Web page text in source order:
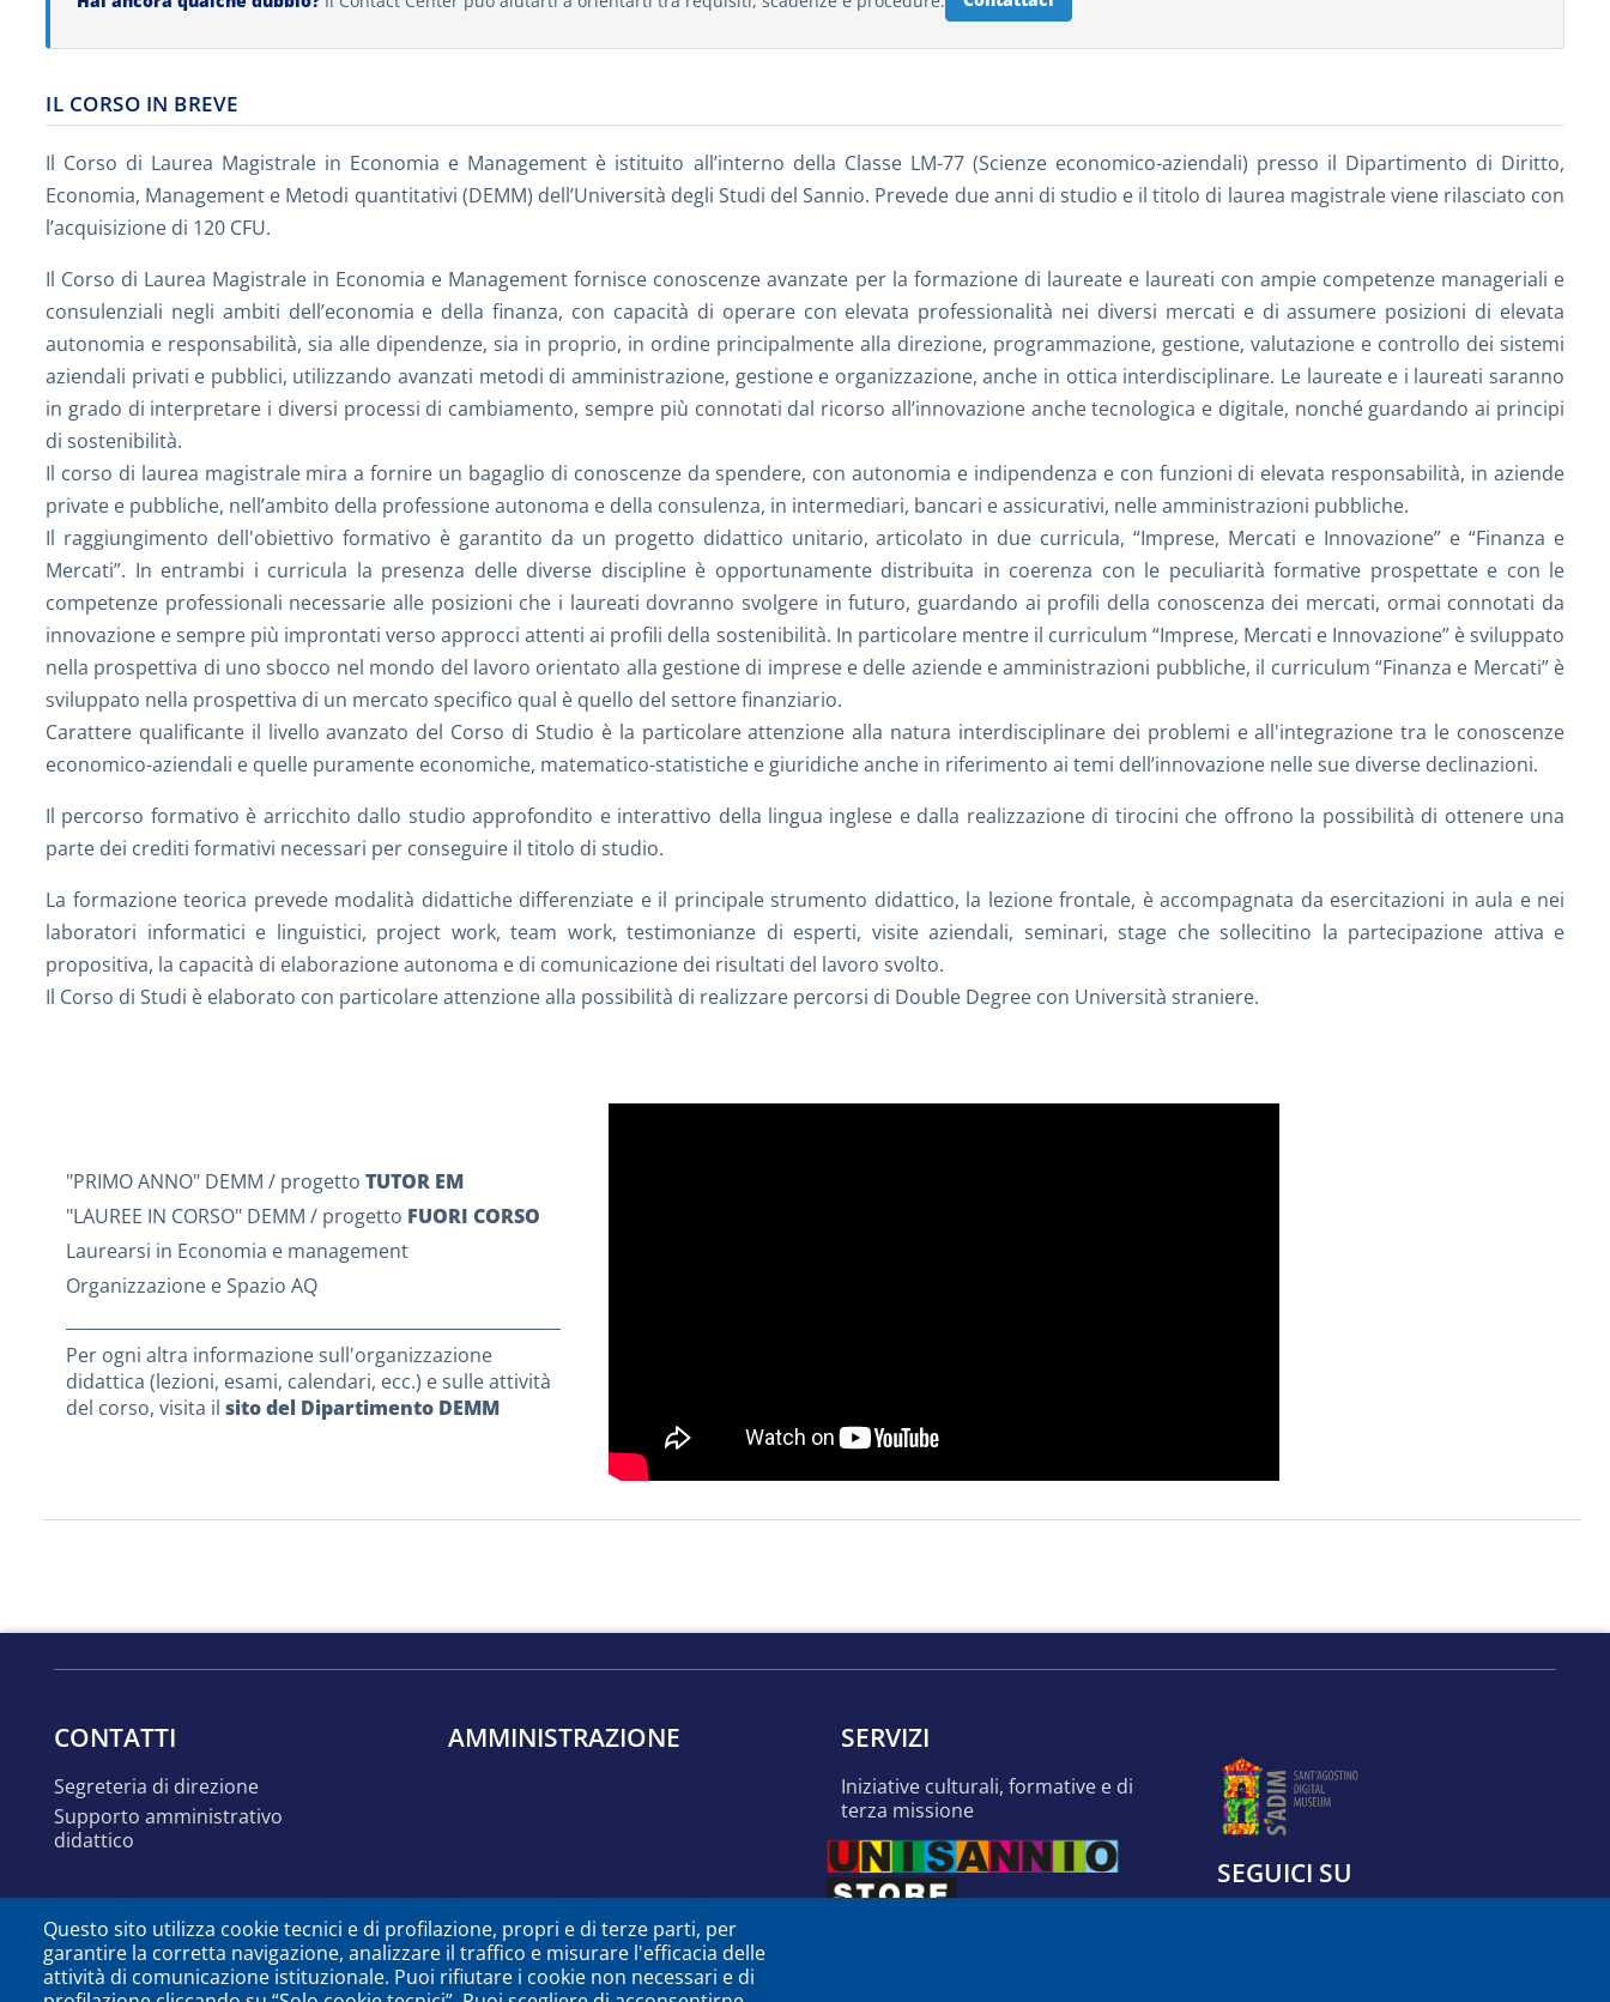
IL CORSO IN BREVE
Il Corso di Laurea Magistrale in Economia e Management è istituito all’interno della Classe LM-77 (Scienze economico-aziendali) presso il Dipartimento di Diritto,
Economia, Management e Metodi quantitativi (DEMM) dell’Università degli Studi del Sannio. Prevede due anni di studio e il titolo di laurea magistrale viene rilasciato con
l’acquisizione di 120 CFU.
Il Corso di Laurea Magistrale in Economia e Management fornisce conoscenze avanzate per la formazione di laureate e laureati con ampie competenze manageriali e
consulenziali negli ambiti dell’economia e della finanza, con capacità di operare con elevata professionalità nei diversi mercati e di assumere posizioni di elevata
autonomia e responsabilità, sia alle dipendenze, sia in proprio, in ordine principalmente alla direzione, programmazione, gestione, valutazione e controllo dei sistemi
aziendali privati e pubblici, utilizzando avanzati metodi di amministrazione, gestione e organizzazione, anche in ottica interdisciplinare. Le laureate e i laureati saranno
in grado di interpretare i diversi processi di cambiamento, sempre più connotati dal ricorso all’innovazione anche tecnologica e digitale, nonché guardando ai principi
di sostenibilità.
Il corso di laurea magistrale mira a fornire un bagaglio di conoscenze da spendere, con autonomia e indipendenza e con funzioni di elevata responsabilità, in aziende
private e pubbliche, nell’ambito della professione autonoma e della consulenza, in intermediari, bancari e assicurativi, nelle amministrazioni pubbliche.
Il raggiungimento dell'obiettivo formativo è garantito da un progetto didattico unitario, articolato in due curricula, “Imprese, Mercati e Innovazione” e “Finanza e
Mercati”. In entrambi i curricula la presenza delle diverse discipline è opportunamente distribuita in coerenza con le peculiarità formative prospettate e con le
competenze professionali necessarie alle posizioni che i laureati dovranno svolgere in futuro, guardando ai profili della conoscenza dei mercati, ormai connotati da
innovazione e sempre più improntati verso approcci attenti ai profili della sostenibilità. In particolare mentre il curriculum “Imprese, Mercati e Innovazione” è sviluppato
nella prospettiva di uno sbocco nel mondo del lavoro orientato alla gestione di imprese e delle aziende e amministrazioni pubbliche, il curriculum “Finanza e Mercati” è
sviluppato nella prospettiva di un mercato specifico qual è quello del settore finanziario.
Carattere qualificante il livello avanzato del Corso di Studio è la particolare attenzione alla natura interdisciplinare dei problemi e all'integrazione tra le conoscenze
economico-aziendali e quelle puramente economiche, matematico-statistiche e giuridiche anche in riferimento ai temi dell’innovazione nelle sue diverse declinazioni.
Il percorso formativo è arricchito dallo studio approfondito e interattivo della lingua inglese e dalla realizzazione di tirocini che offrono la possibilità di ottenere una
parte dei crediti formativi necessari per conseguire il titolo di studio.
La formazione teorica prevede modalità didattiche differenziate e il principale strumento didattico, la lezione frontale, è accompagnata da esercitazioni in aula e nei
laboratori informatici e linguistici, project work, team work, testimonianze di esperti, visite aziendali, seminari, stage che sollecitino la partecipazione attiva e
propositiva, la capacità di elaborazione autonoma e di comunicazione dei risultati del lavoro svolto.
Il Corso di Studi è elaborato con particolare attenzione alla possibilità di realizzare percorsi di Double Degree con Università straniere.
"PRIMO ANNO" DEMM / progetto TUTOR EM
"LAUREE IN CORSO" DEMM / progetto FUORI CORSO
Laurearsi in Economia e management
Organizzazione e Spazio AQ
Per ogni altra informazione sull'organizzazione
didattica (lezioni, esami, calendari, ecc.) e sulle attività
del corso, visita il sito del Dipartimento DEMM
CONTATTI
segreteria di direzione
supporto amministrativo
didattico
AMMINISTRAZIONE SERVIZI
iniziative culturali, formative e di
terza missione
SEGUICI SU
Questo sito utilizza cookie tecnici e di profilazione, propri e di terze parti, per
garantire la corretta navigazione, analizzare il traffico e misurare l'efficacia delle
attività di comunicazione istituzionale. Puoi rifiutare i cookie non necessari e di